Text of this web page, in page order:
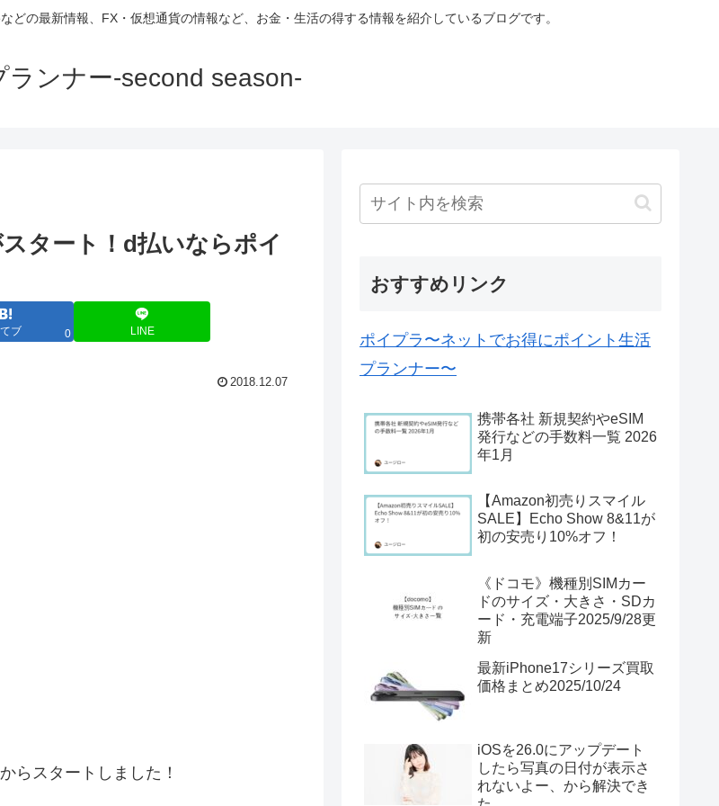
どの最新情報、FX・仮想通貨の情報など、お金・生活の得する情報を紹介しているブログです。
ランナー-second season-
タート！d払いならポイ
ブ 0 LINE
2018.12.07
らスタートしました！
おすすめリンク
ポイプラ〜ネットでお得にポイント生活
プランナー〜
携帯各社 新規契約やeSIM
発行などの手数料一覧 2026
年1月
【Amazon初売りスマイル
SALE】Echo Show 8&11が
初の安売り10%オフ！
《ドコモ》機種別SIMカー
ドのサイズ・大きさ・SDカ
ード・充電端子2025/9/28更
新
最新iPhone17シリーズ買取
価格まとめ2025/10/24
iOSを26.0にアップデート
したら写真の日付が表示さ
れないよー、から解決でき